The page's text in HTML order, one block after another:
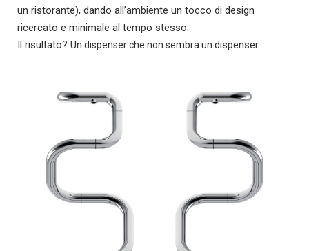
un ristorante), dando all’ambiente un tocco di design
ricercato e minimale al tempo stesso.
Il risultato? Un dispenser che non sembra un dispenser.